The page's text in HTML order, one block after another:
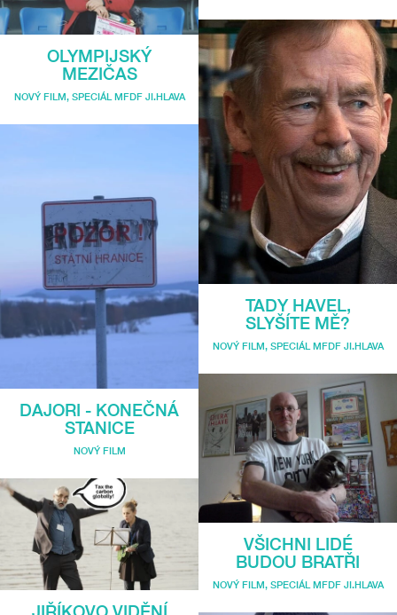
OLYMPIJSKÝ
MEZIČAS
NOVÝ FILM, SPECIÁL MFDF JI.HLAVA
DAJORI - KONEČNÁ
STANICE
NOVÝ FILM
TADY HAVEL,
SLYŠÍTE MĚ?
NOVÝ FILM, SPECIÁL MFDF JI.HLAVA
VŠICHNI LIDÉ
BUDOU BRATŘI
NOVÝ FILM, SPECIÁL MFDF JI.HLAVA